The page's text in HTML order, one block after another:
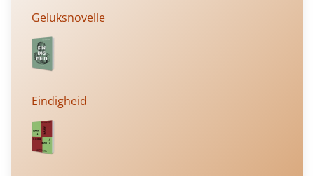
Geluksnovelle
Eindigheid